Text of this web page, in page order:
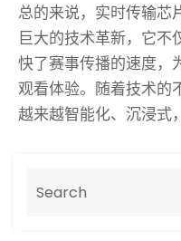
总的来说，实时传输芯
巨大的技术革新，它不
快了赛事传播的速度，
观看体验。随着技术的
越来越智能化、沉浸式